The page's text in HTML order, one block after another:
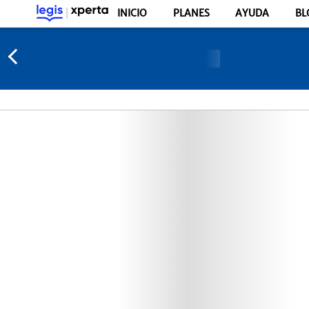
INICIO PLANES AYUDA